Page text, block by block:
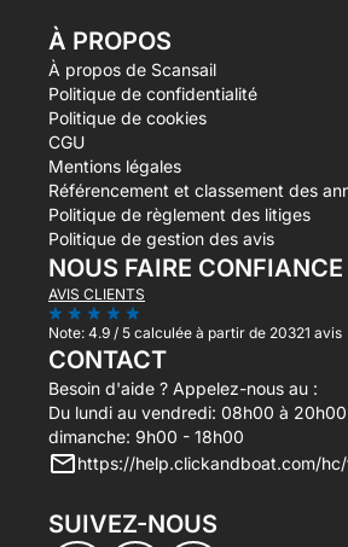
À PROPOS
À propos de Scansail
Politique de confidentialité
Politique de cookies
CGU
Mentions légales
Référencement et classement des
Politique de règlement des litiges
Politique de gestion des avis
NOUS FAIRE CONFIANCE
AVIS CLIENTS
Note: 4.9 / 5 calculée à partir de 20321 avis
CONTACT
Besoin d'aide ? Appelez-nous au :
Du lundi au vendredi: 08h00 à 20h00
dimanche: 9h00 - 18h00
https://help.clickandboat.com/
SUIVEZ-NOUS